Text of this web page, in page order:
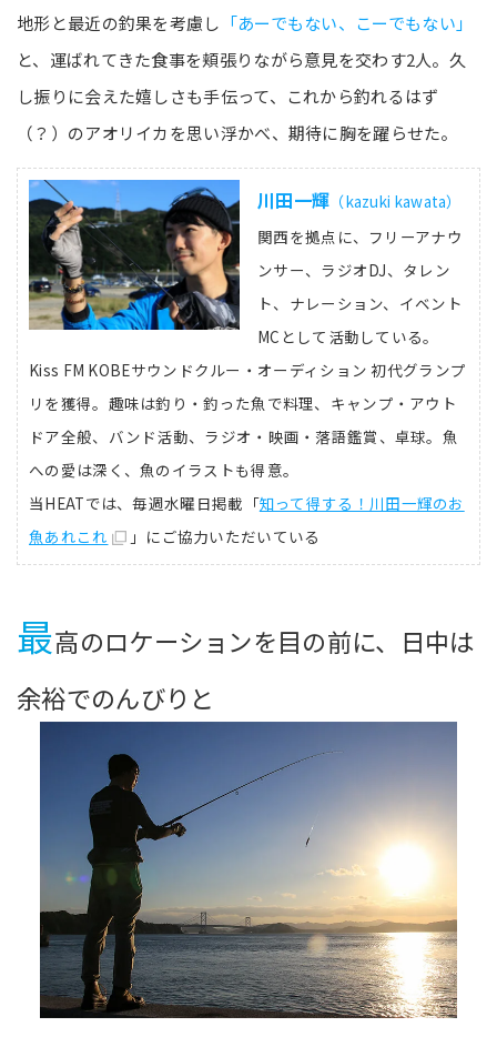
地形と最近の釣果を考慮し 「あーでもない、こーでもない」
と、運ばれてきた食事を頬張りながら意見を交わす2人。久
し振りに会えた嬉しさも手伝って、これから釣れるはず
（？）のアオリイカを思い浮かべ、期待に胸を躍らせた。
川田一輝 （kazuki kawata）
関西を拠点に、フリーアナウ
ンサー、ラジオDJ、タレン
ト、ナレーション、イベント
MCとして活動している。
Kiss FM KOBEサウンドクルー・オーディション 初代グランプ
リを獲得。趣味は釣り・釣った魚で料理、キャンプ・アウト
ドア全般、バンド活動、ラジオ・映画・落語鑑賞、卓球。魚
への愛は深く、魚のイラストも得意。
当HEATでは、毎週水曜日掲載「知って得する！川田一輝のお
魚あれこれ
」にご協力いただいている
最高のロケーションを目の前に、日中は
余裕でのんびりと